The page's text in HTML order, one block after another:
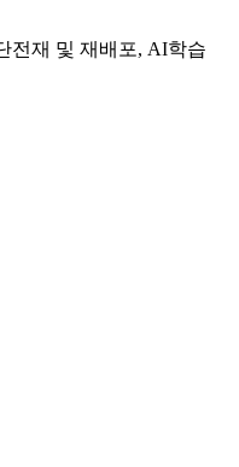
전재 및 재배포, AI학습